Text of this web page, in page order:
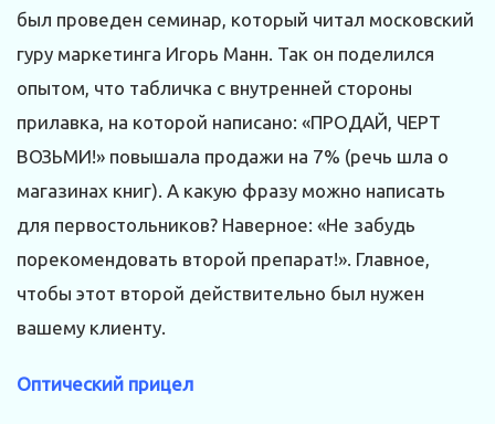
был проведен семинар, который читал московский
гуру маркетинга Игорь Манн. Так он поделился
опытом, что табличка с внутренней стороны
прилавка, на которой написано: «ПРОДАЙ, ЧЕРТ
ВОЗЬМИ!» повышала продажи на 7% (речь шла о
магазинах книг). А какую фразу можно написать
для первостольников? Наверное: «Не забудь
порекомендовать второй препарат!». Главное,
чтобы этот второй действительно был нужен
вашему клиенту.
Оптический прицел